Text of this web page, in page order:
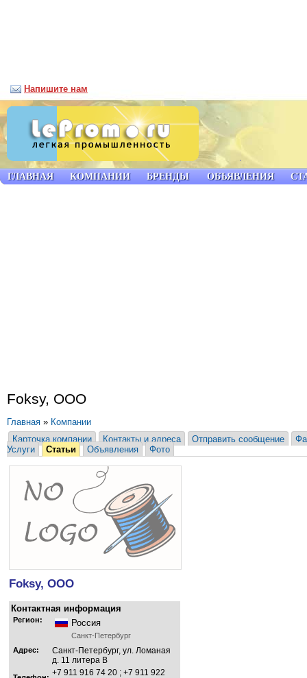
Foksy, ООО
Главная » Компании
Карточка компании
Контакты и адреса Отправить сообщение
Услуги
Статьи Объявления Фото
Foksy, ООО
Контактная информация
Регион: Россия
Санкт-Петербург
Адрес:
Санкт-Петербург, ул. Ломаная
д. 11 литера В
+7 911 916 74 20 ; +7 911 922
ГЛАВНАЯ КОМПАНИИ БРЕНДЫ ОБЪЯВЛЕНИЯ
Напишите нам